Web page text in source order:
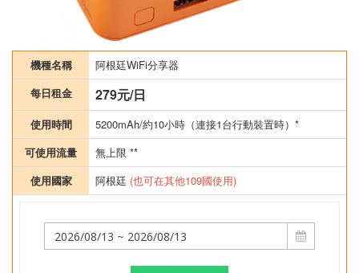
機種名稱
阿根廷WiFi分享器
每日租金
279元/日
使用時間
5200mAh/約10小時（連接1台行動裝置時）*
可使用流量
無上限 **
使用國家
阿根廷 (也可在其他109國使用)